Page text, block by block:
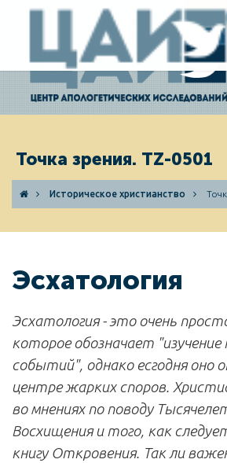
Точка зрения. TZ-0501
Историческое христианство
Эсхатология
Эсхатология - это очень
которое обозначает "изучение
событий", однако есгодня оно
центре жарких споров.
во мнениях по поводу
Восхищения и того, как
книгу Откровения. Так ли